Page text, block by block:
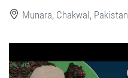
Munara, Chakwal, Pakistan